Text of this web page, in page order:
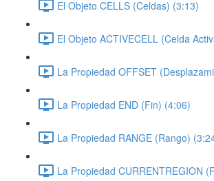
El Objeto CELLS (Celdas) (3:13)
El Objeto ACTIVECELL (Celda
La Propiedad OFFSET
La Propiedad END (Fin) (4:06)
La Propiedad RANGE (Rango)
La Propiedad CURRENTREGION